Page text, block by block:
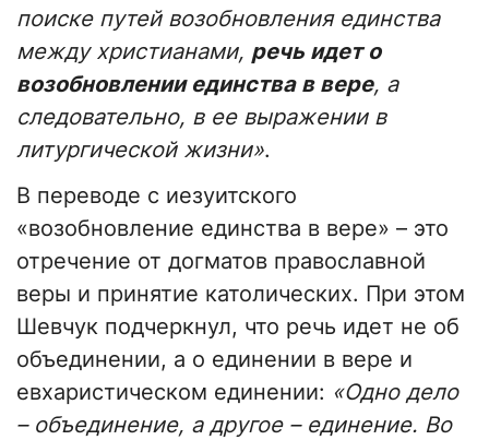
поиске путей возобновления единства
между христианами, речь идет о
возобновлении единства в вере, а
следовательно, в ее выражении в
литургической жизни».
В переводе с иезуитского
«возобновление единства в вере» – это
отречение от догматов православной
веры и принятие католических. При этом
Шевчук подчеркнул, что речь идет не об
объединении, а о единении в вере и
евхаристическом единении: «Одно дело
– объединение, а другое – единение. Во